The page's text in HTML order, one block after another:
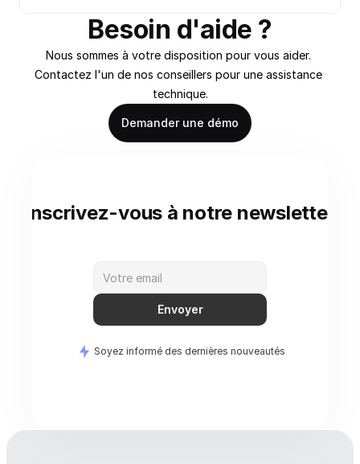
Besoin d'aide ?
Nous sommes à votre disposition pour vous aider.
Contactez l'un de nos conseillers pour une assistance
technique.
Demander une démo
Inscrivez-vous à notre newsletter
Envoyer
Soyez informé des dernières nouveautés